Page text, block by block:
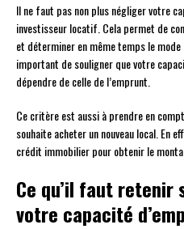
Il ne faut pas non plus négliger votre
investisseur locatif. Cela permet de
et déterminer en même temps le
important de souligner que votre
dépendre de celle de l’emprunt.
Ce critère est aussi à prendre en
souhaite acheter un nouveau local. En
crédit immobilier pour obtenir le
Ce qu’il faut retenir
votre capacité